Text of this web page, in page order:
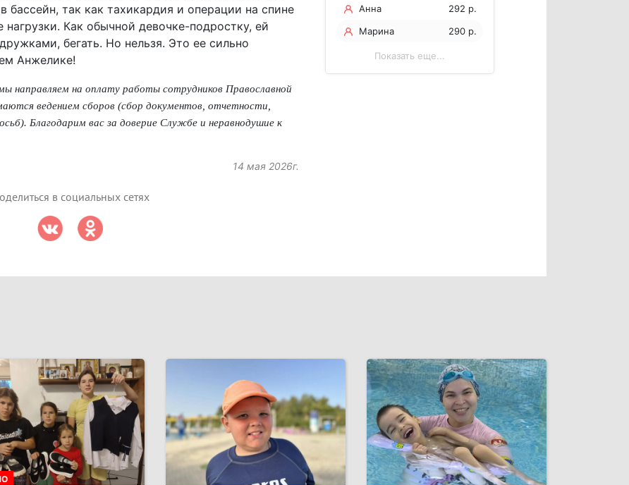
бассейн, так как тахикардия и операции на спине
нагрузки. Как обычной девочке-подростку, ей
бегать. Но нельзя. Это ее сильно
Анжелике!
направляем на оплату работы сотрудников Православной
ведением сборов (сбор документов, отчетности,
Благодарим вас за доверие Службе и неравнодушие к
14 мая 2026г.
в социальных сетях
Анна
292 р.
Марина
290 р.
Показать еще...